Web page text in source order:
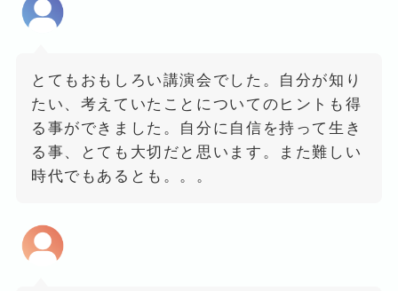
とてもおもしろい講演会でした。自分が知り
たい、考えていたことについてのヒントも得
る事ができました。自分に自信を持って生き
る事、とても大切だと思います。また難しい
時代でもあるとも。。。